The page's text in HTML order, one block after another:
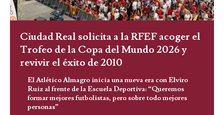
Ciudad Real solicita a la RFEF acoger el
Trofeo de la Copa del Mundo 2026 y
revivir el éxito de 2010
El Atlético Almagro inicia una nueva era con Elviro
Ruiz al frente de la Escuela Deportiva: “Queremos
formar mejores futbolistas, pero sobre todo mejores
personas”